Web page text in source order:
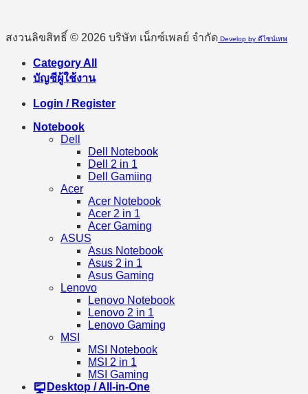
สงวนลิขสิทธิ์ © 2026 บริษัท เน็กซ์เพลย์ จำกัด Develop by ดีไซน์เทพ
Category All
บัญชีผู้ใช้งาน
Login / Register
Notebook
Dell
Dell Notebook
Dell 2 in 1
Dell Gamiing
Acer
Acer Notebook
Acer 2 in 1
Acer Gaming
ASUS
Asus Notebook
Asus 2 in 1
Asus Gaming
Lenovo
Lenovo Notebook
Lenovo 2 in 1
Lenovo Gaming
MSI
MSI Notebook
MSI 2 in 1
MSI Gaming
Desktop / All-in-One